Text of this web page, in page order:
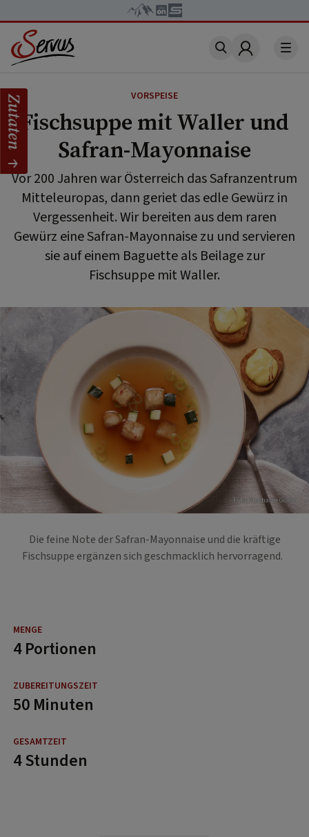
Account
VORSPEISE
Fischsuppe mit Waller und
Safran-Mayonnaise
Vor 200 Jahren war Österreich das Safranzentrum
Mitteleuropas, dann geriet das edle Gewürz in
Vergessenheit. Wir bereiten aus dem raren
Gewürz eine Safran-Mayonnaise zu und servieren
sie auf einem Baguette als Beilage zur
Fischsuppe mit Waller.
Foto: Stephanie Golser
Die feine Note der Safran-Mayonnaise und die kräftige
Fischsuppe ergänzen sich geschmacklich hervorragend.
4 Portionen
50 Minuten
4 Stunden
Zutaten